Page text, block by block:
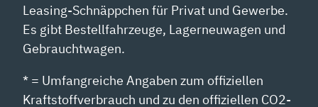
Leasing-Schnäppchen für Privat und Gewerbe.
Es gibt Bestellfahrzeuge, Lagerneuwagen und
Gebrauchtwagen.
* = Umfangreiche Angaben zum offiziellen
Kraftstoffverbrauch und zu den offiziellen CO2-